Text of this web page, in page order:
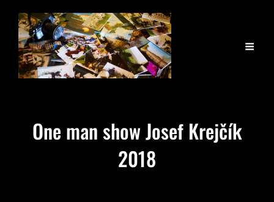
One man show Josef Krejčík
2018